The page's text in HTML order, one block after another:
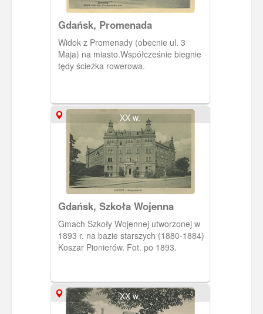
Gdańsk, Promenada
Widok z Promenady (obecnie ul. 3
Maja) na miasto.Współcześnie biegnie
tędy ścieżka rowerowa.
XX w.
Gdańsk, Szkoła Wojenna
Gmach Szkoły Wojennej utworzonej w
1893 r. na bazie starszych (1880-1884)
Koszar Pionierów. Fot. po 1893.
XX w.